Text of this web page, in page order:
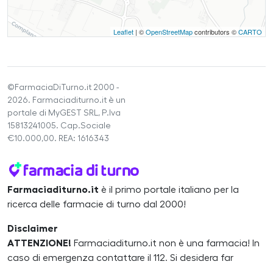
Leaflet | ©OpenStreetMapcontributors ©CARTO
©FarmaciaDiTurno.it 2000 -
2026. Farmaciaditurno.it è un
portale di MyGEST SRL, P.Iva
15813241005. Cap.Sociale
€10.000,00. REA: 1616343
Farmaciaditurno.it è il primo portale italiano per la
ricerca delle farmacie di turno dal 2000!
Disclaimer
ATTENZIONE! Farmaciaditurno.it non è una farmacia! In
caso di emergenza contattare il 112. Si desidera far